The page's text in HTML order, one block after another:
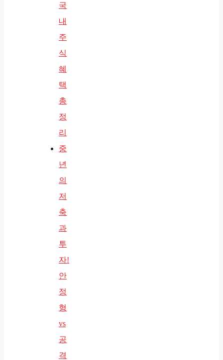
국
내
주
식
혜
택
총
정
리
중
년
의
저
축
과
투
자!
안
정
형
vs
공
격